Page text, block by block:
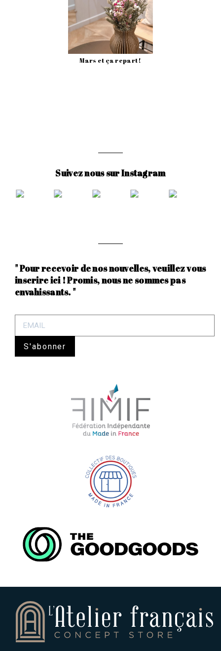
Mars et ça repart !
Suivez nous sur Instagram
" Pour recevoir de nos nouvelles, veuillez vous
inscrire ici ! Promis, nous ne sommes pas
envahissants. "
S'abonner